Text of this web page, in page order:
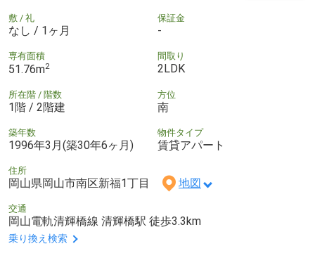
敷 / 礼
なし / 1ヶ月
保証金
-
専有面積
51.76m2
間取り
2LDK
所在階 / 階数
1階 / 2階建
方位
南
築年数
1996年3月(築30年6ヶ月)
物件タイプ
賃貸アパート
住所
岡山県岡山市南区新福1丁目 地図
交通
岡山電軌清輝橋線 清輝橋駅 徒歩3.3km
乗り換え検索